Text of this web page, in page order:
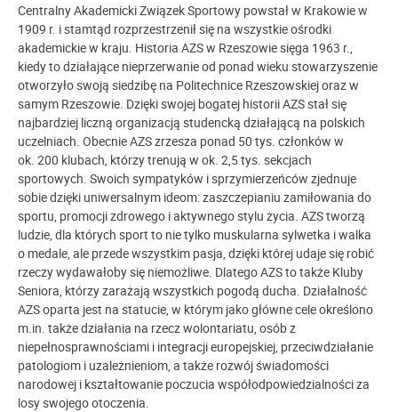
Centralny Akademicki Związek Sportowy powstał w Krakowie w
1909 r. i stamtąd rozprzestrzenił się na wszystkie ośrodki
akademickie w kraju. Historia AZS w Rzeszowie sięga 1963 r.,
kiedy to działające nieprzerwanie od ponad wieku stowarzyszenie
otworzyło swoją siedzibę na Politechnice Rzeszowskiej oraz w
samym Rzeszowie. Dzięki swojej bogatej historii AZS stał się
najbardziej liczną organizacją studencką działającą na polskich
uczelniach. Obecnie AZS zrzesza ponad 50 tys. członków w
ok. 200 klubach, którzy trenują w ok. 2,5 tys. sekcjach
sportowych. Swoich sympatyków i sprzymierzeńców zjednuje
sobie dzięki uniwersalnym ideom: zaszczepianiu zamiłowania do
sportu, promocji zdrowego i aktywnego stylu życia. AZS tworzą
ludzie, dla których sport to nie tylko muskularna sylwetka i walka
o medale, ale przede wszystkim pasja, dzięki której udaje się robić
rzeczy wydawałoby się niemożliwe. Dlatego AZS to także Kluby
Seniora, którzy zarażają wszystkich pogodą ducha. Działalność
AZS oparta jest na statucie, w którym jako główne cele określono
m.in. także działania na rzecz wolontariatu, osób z
niepełnosprawnościami i integracji europejskiej, przeciwdziałanie
patologiom i uzależnieniom, a także rozwój świadomości
narodowej i kształtowanie poczucia współodpowiedzialności za
losy swojego otoczenia.